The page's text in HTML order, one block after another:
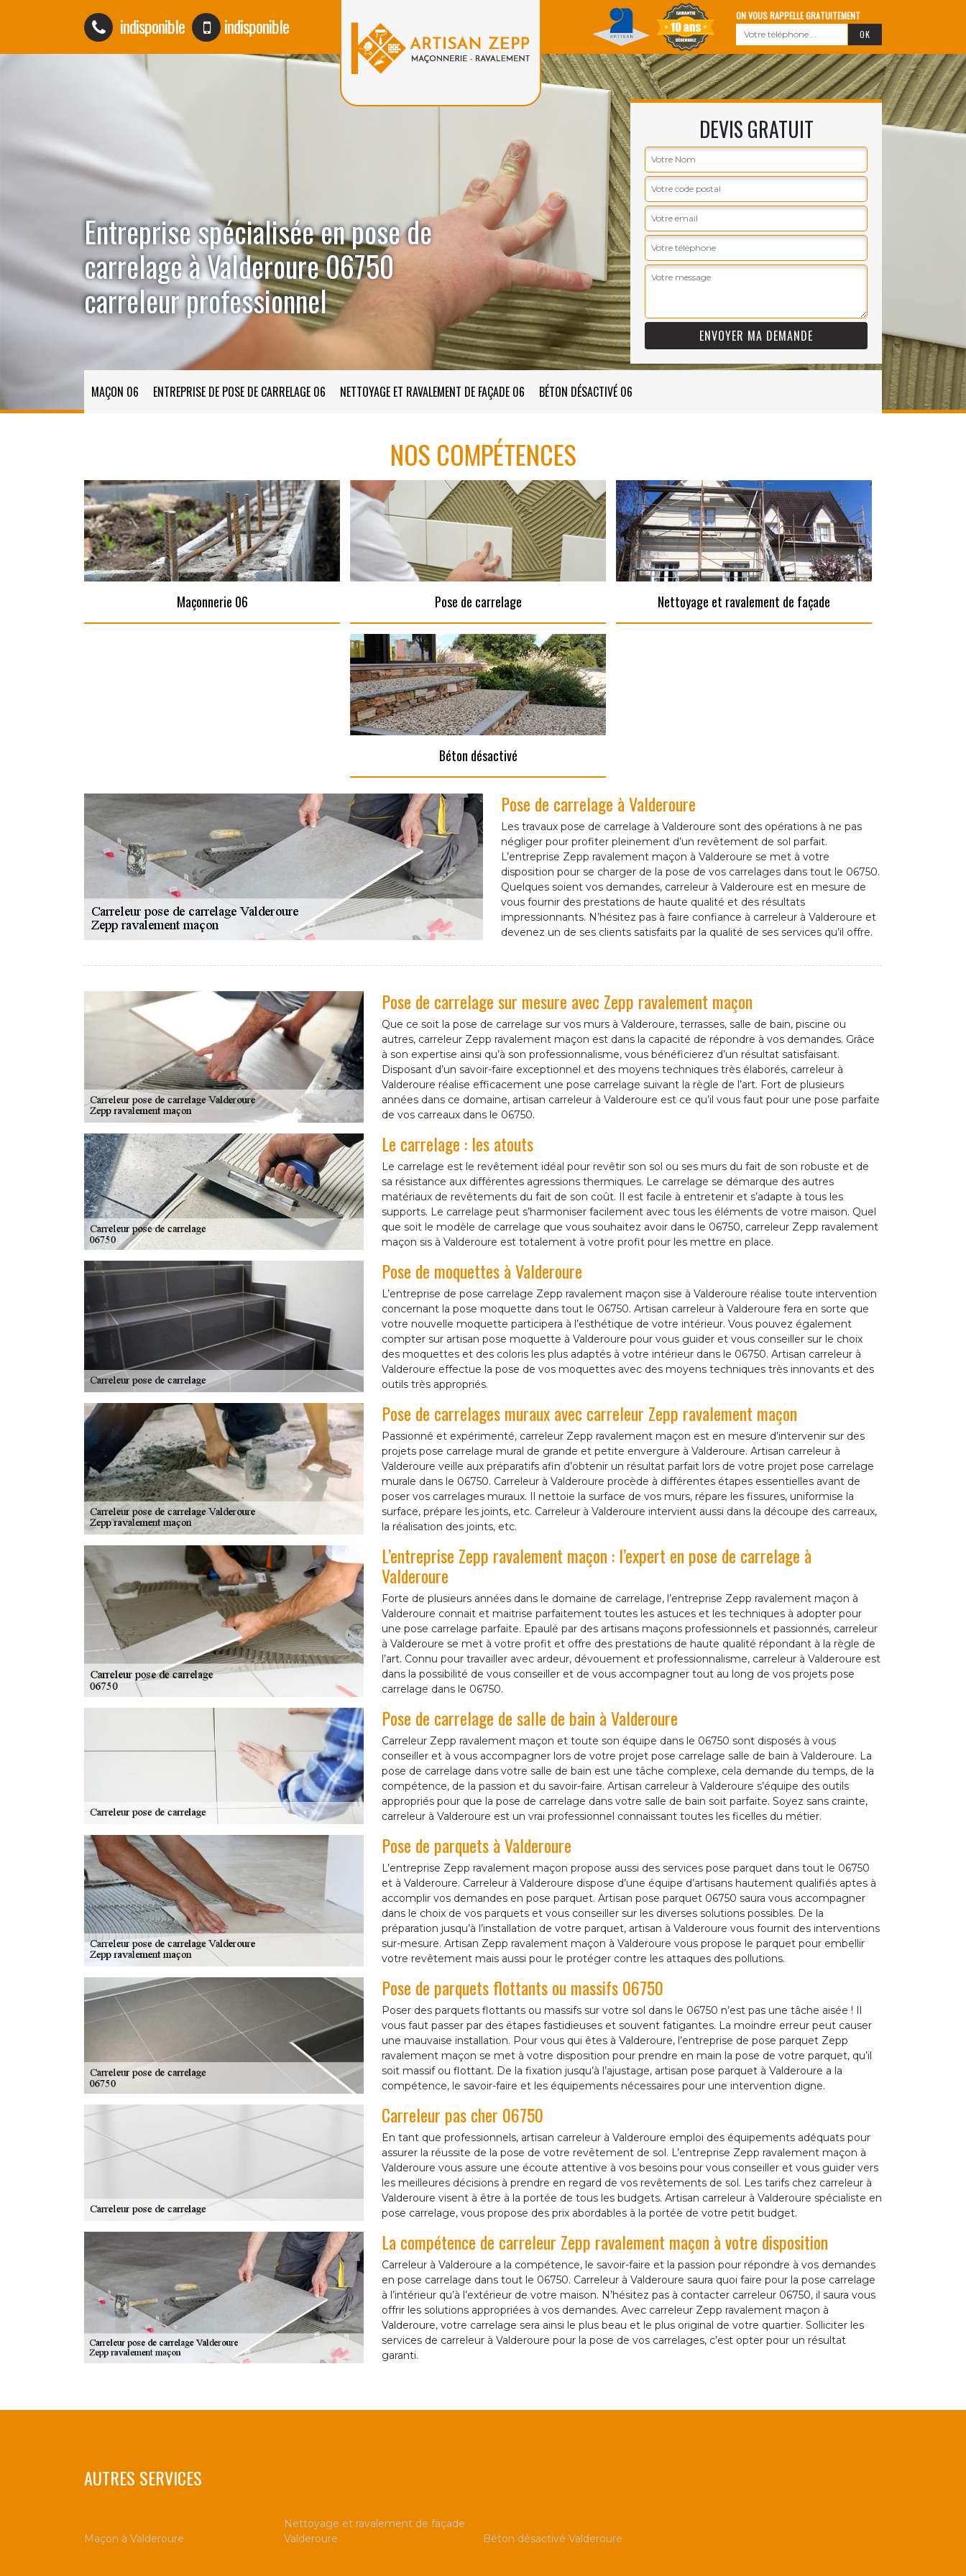
indisponible indisponible ON VOUS RAPPELLE GRATUITEMENT
Entreprise spécialisée en pose de
carrelage à Valderoure 06750
carreleur professionnel
DEVIS GRATUIT
MAÇON 06 ENTREPRISE DE POSE DE CARRELAGE 06 NETTOYAGE ET RAVALEMENT DE FAÇADE 06 BÉTON DÉSACTIVÉ 06
NOS COMPÉTENCES
Maçonnerie 06 Pose de carrelage Nettoyage et ravalement de façade
Béton désactivé
Pose de carrelage à Valderoure
Les travaux pose de carrelage à Valderoure sont des opérations à ne pas
négliger pour profiter pleinement d’un revêtement de sol parfait.
L’entreprise Zepp ravalement maçon à Valderoure se met à votre
disposition pour se charger de la pose de vos carrelages dans tout le 06750.
Quelques soient vos demandes, carreleur à Valderoure est en mesure de
vous fournir des prestations de haute qualité et des résultats
impressionnants. N’hésitez pas à faire confiance à carreleur à Valderoure et
devenez un de ses clients satisfaits par la qualité de ses services qu’il offre.
Pose de carrelage sur mesure avec Zepp ravalement maçon
Que ce soit la pose de carrelage sur vos murs à Valderoure, terrasses, salle de bain, piscine ou
autres, carreleur Zepp ravalement maçon est dans la capacité de répondre à vos demandes. Grâce
à son expertise ainsi qu’à son professionnalisme, vous bénéficierez d’un résultat satisfaisant.
Disposant d’un savoir-faire exceptionnel et des moyens techniques très élaborés, carreleur à
Valderoure réalise efficacement une pose carrelage suivant la règle de l’art. Fort de plusieurs
années dans ce domaine, artisan carreleur à Valderoure est ce qu’il vous faut pour une pose parfaite
de vos carreaux dans le 06750.
Le carrelage : les atouts
Le carrelage est le revêtement idéal pour revêtir son sol ou ses murs du fait de son robuste et de
sa résistance aux différentes agressions thermiques. Le carrelage se démarque des autres
matériaux de revêtements du fait de son coût. Il est facile à entretenir et s’adapte à tous les
supports. Le carrelage peut s’harmoniser facilement avec tous les éléments de votre maison. Quel
que soit le modèle de carrelage que vous souhaitez avoir dans le 06750, carreleur Zepp ravalement
maçon sis à Valderoure est totalement à votre profit pour les mettre en place.
Pose de moquettes à Valderoure
L’entreprise de pose carrelage Zepp ravalement maçon sise à Valderoure réalise toute intervention
concernant la pose moquette dans tout le 06750. Artisan carreleur à Valderoure fera en sorte que
votre nouvelle moquette participera à l’esthétique de votre intérieur. Vous pouvez également
compter sur artisan pose moquette à Valderoure pour vous guider et vous conseiller sur le choix
des moquettes et des coloris les plus adaptés à votre intérieur dans le 06750. Artisan carreleur à
Valderoure effectue la pose de vos moquettes avec des moyens techniques très innovants et des
outils très appropriés.
Pose de carrelages muraux avec carreleur Zepp ravalement maçon
Passionné et expérimenté, carreleur Zepp ravalement maçon est en mesure d’intervenir sur des
projets pose carrelage mural de grande et petite envergure à Valderoure. Artisan carreleur à
Valderoure veille aux préparatifs afin d’obtenir un résultat parfait lors de votre projet pose carrelage
murale dans le 06750. Carreleur à Valderoure procède à différentes étapes essentielles avant de
poser vos carrelages muraux. Il nettoie la surface de vos murs, répare les fissures, uniformise la
surface, prépare les joints, etc. Carreleur à Valderoure intervient aussi dans la découpe des carreaux,
la réalisation des joints, etc.
L’entreprise Zepp ravalement maçon : l’expert en pose de carrelage à
Valderoure
Forte de plusieurs années dans le domaine de carrelage, l’entreprise Zepp ravalement maçon à
Valderoure connait et maitrise parfaitement toutes les astuces et les techniques à adopter pour
une pose carrelage parfaite. Epaulé par des artisans maçons professionnels et passionnés, carreleur
à Valderoure se met à votre profit et offre des prestations de haute qualité répondant à la règle de
l’art. Connu pour travailler avec ardeur, dévouement et professionnalisme, carreleur à Valderoure est
dans la possibilité de vous conseiller et de vous accompagner tout au long de vos projets pose
carrelage dans le 06750.
Pose de carrelage de salle de bain à Valderoure
Carreleur Zepp ravalement maçon et toute son équipe dans le 06750 sont disposés à vous
conseiller et à vous accompagner lors de votre projet pose carrelage salle de bain à Valderoure. La
pose de carrelage dans votre salle de bain est une tâche complexe, cela demande du temps, de la
compétence, de la passion et du savoir-faire. Artisan carreleur à Valderoure s’équipe des outils
appropriés pour que la pose de carrelage dans votre salle de bain soit parfaite. Soyez sans crainte,
carreleur à Valderoure est un vrai professionnel connaissant toutes les ficelles du métier.
Pose de parquets à Valderoure
L’entreprise Zepp ravalement maçon propose aussi des services pose parquet dans tout le 06750
et à Valderoure. Carreleur à Valderoure dispose d’une équipe d’artisans hautement qualifiés aptes à
accomplir vos demandes en pose parquet. Artisan pose parquet 06750 saura vous accompagner
dans le choix de vos parquets et vous conseiller sur les diverses solutions possibles. De la
préparation jusqu’à l’installation de votre parquet, artisan à Valderoure vous fournit des interventions
sur-mesure. Artisan Zepp ravalement maçon à Valderoure vous propose le parquet pour embellir
votre revêtement mais aussi pour le protéger contre les attaques des pollutions.
Pose de parquets flottants ou massifs 06750
Poser des parquets flottants ou massifs sur votre sol dans le 06750 n’est pas une tâche aisée ! Il
vous faut passer par des étapes fastidieuses et souvent fatigantes. La moindre erreur peut causer
une mauvaise installation. Pour vous qui êtes à Valderoure, l’entreprise de pose parquet Zepp
ravalement maçon se met à votre disposition pour prendre en main la pose de votre parquet, qu’il
soit massif ou flottant. De la fixation jusqu’à l’ajustage, artisan pose parquet à Valderoure a la
compétence, le savoir-faire et les équipements nécessaires pour une intervention digne.
Carreleur pas cher 06750
En tant que professionnels, artisan carreleur à Valderoure emploi des équipements adéquats pour
assurer la réussite de la pose de votre revêtement de sol. L’entreprise Zepp ravalement maçon à
Valderoure vous assure une écoute attentive à vos besoins pour vous conseiller et vous guider vers
les meilleures décisions à prendre en regard de vos revêtements de sol. Les tarifs chez carreleur à
Valderoure visent à être à la portée de tous les budgets. Artisan carreleur à Valderoure spécialiste en
pose carrelage, vous propose des prix abordables à la portée de votre petit budget.
La compétence de carreleur Zepp ravalement maçon à votre disposition
Carreleur à Valderoure a la compétence, le savoir-faire et la passion pour répondre à vos demandes
en pose carrelage dans tout le 06750. Carreleur à Valderoure saura quoi faire pour la pose carrelage
à l’intérieur qu’à l’extérieur de votre maison. N’hésitez pas à contacter carreleur 06750, il saura vous
offrir les solutions appropriées à vos demandes. Avec carreleur Zepp ravalement maçon à
Valderoure, votre carrelage sera ainsi le plus beau et le plus original de votre quartier. Solliciter les
services de carreleur à Valderoure pour la pose de vos carrelages, c’est opter pour un résultat
garanti.
AUTRES SERVICES
Maçon à Valderoure
Nettoyage et ravalement de façade
Valderoure
Béton désactivé Valderoure